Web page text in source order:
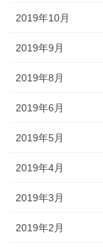
2019年10月
2019年9月
2019年8月
2019年6月
2019年5月
2019年4月
2019年3月
2019年2月